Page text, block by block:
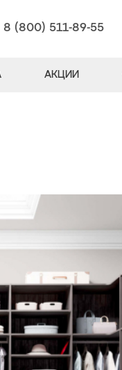
8 (800) 511-89-55
АКЦИИ